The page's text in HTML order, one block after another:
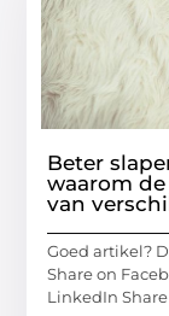
Beter
waarom
van
Goed artikel?
Share on
LinkedIn Share